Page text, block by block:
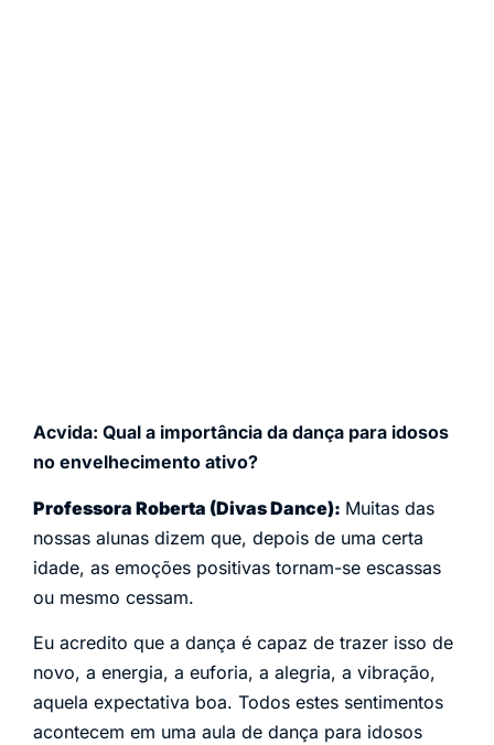
Acvida: Qual a importância da dança para idosos
no envelhecimento ativo?
Professora Roberta (Divas Dance): Muitas das
nossas alunas dizem que, depois de uma certa
idade, as emoções positivas tornam-se escassas
ou mesmo cessam.
Eu acredito que a dança é capaz de trazer isso de
novo, a energia, a euforia, a alegria, a vibração,
aquela expectativa boa. Todos estes sentimentos
acontecem em uma aula de dança para idosos